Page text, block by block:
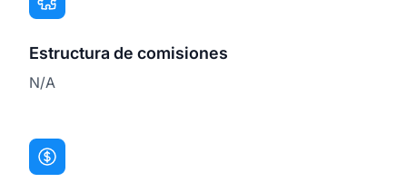
Estructura de comisiones
N/A